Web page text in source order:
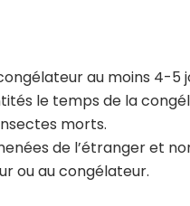
au moins 4-5
le temps de la
morts.
de l’étranger et
ou au congélateur.